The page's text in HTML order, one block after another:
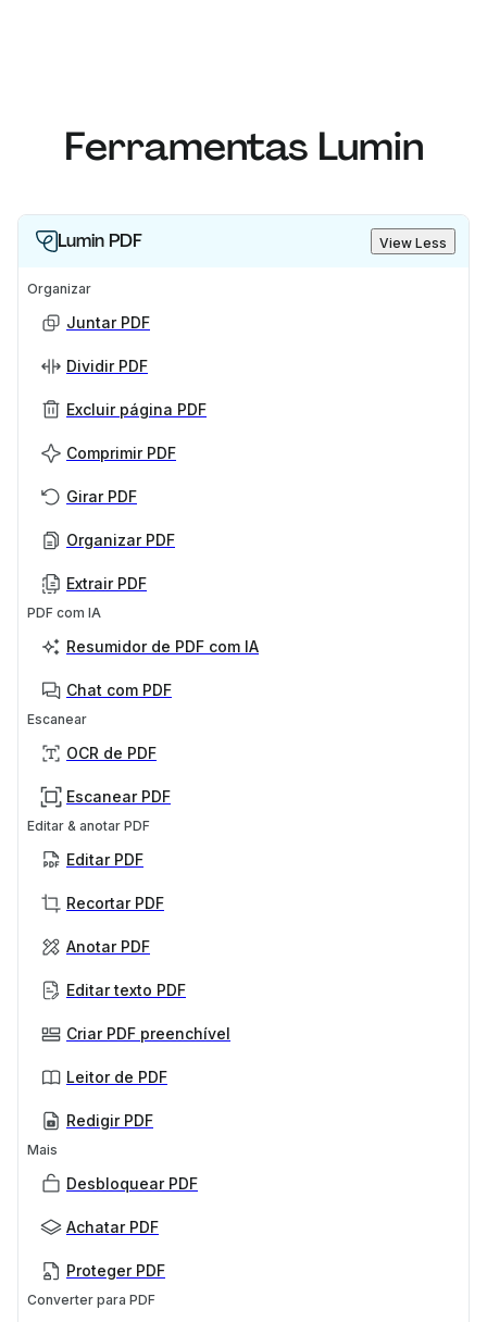
Ferramentas Lumin
Lumin PDF View Less
Organizar
Juntar PDF
Dividir PDF
Excluir página PDF
Comprimir PDF
Girar PDF
Organizar PDF
Extrair PDF
PDF com IA
Resumidor de PDF com IA
Chat com PDF
Escanear
OCR de PDF
Escanear PDF
Editar & anotar PDF
Editar PDF
Recortar PDF
Anotar PDF
Editar texto PDF
Criar PDF preenchível
Leitor de PDF
Redigir PDF
Mais
Desbloquear PDF
Achatar PDF
Proteger PDF
Converter para PDF